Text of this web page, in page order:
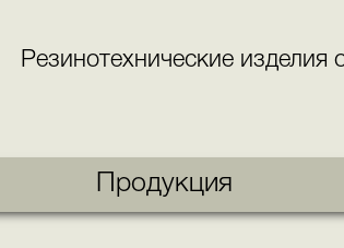
Резинотехнические изделия
Продукция